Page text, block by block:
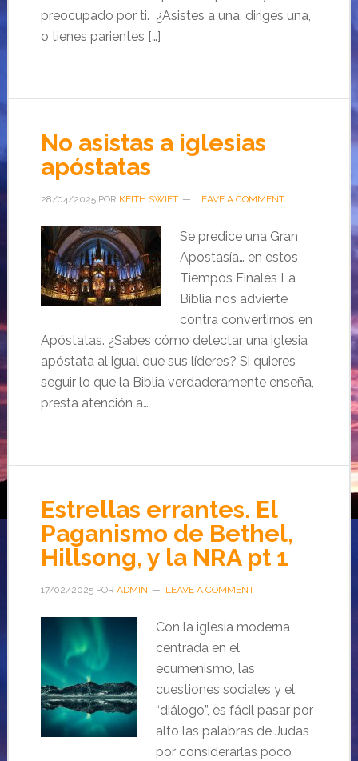
preocupado por ti. ¿Asistes a una, diriges una,
o tienes parientes […]
No asistas a iglesias
apóstatas
28/04/2025POR KEITH SWIFT LEAVE A COMMENT
Se predice una Gran
Apostasía… en estos
Tiempos Finales La
Biblia nos advierte
contra convertirnos en
Apóstatas. ¿Sabes cómo detectar una iglesia
apóstata al igual que sus líderes? Si quieres
seguir lo que la Biblia verdaderamente enseña,
presta atención a…
Estrellas errantes. El
Paganismo de Bethel,
Hillsong, y la NRA pt 1
17/02/2025POR ADMIN LEAVE A COMMENT
Con la iglesia moderna
centrada en el
ecumenismo, las
cuestiones sociales y el
“diálogo”, es fácil pasar por
alto las palabras de Judas
por considerarlas poco